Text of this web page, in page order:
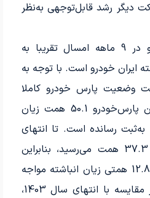
دیگر رشد قابل‌توجهی به‌نظر
زیان عملیاتی پارس‌خودرو در 9 ماهه امسال تقریبا به
سال‌گذشته ایران‌ خودرو است. با توجه به
وضعیت پارس‌ خودرو کاملا
نگران‌کننده است. همچنین پارس‌‌‌‌‌‌‌‌‌خودرو 50.1‌ همت زیان
به‌ثبت رسانده‌ است. تا انتهای
سال‌ 1403، این رقم به 37.3‌ همت می‌رسید، بنابراین
پارس‌‌‌‌‌‌‌‌‌ خودرویی‌‌‌‌‌‌‌‌‌ها با رشد 12.8‌ همتی زیان انباشته مواجه
شده‌اند. به‌عبارت بهتر، در مقایسه با انتهای سال‌ 1403،